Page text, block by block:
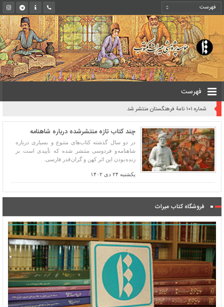
فهرست
شماره ۱۰۱ نامۀ فرهنگستان منتشر شد
چند کتاب تازه منتشرشده درباره شاهنامه
در دو سال گذشته کتاب‌های متنوع و بسیاری درباره
شاهنامه و فردوسی منتشر شده که تأییدی است بر
زنده بودن این اثر کهن و گران قدر فارسی.
یکشنبه ۲۴ دی ۱۴۰۲
فروشگاه کتاب میراث